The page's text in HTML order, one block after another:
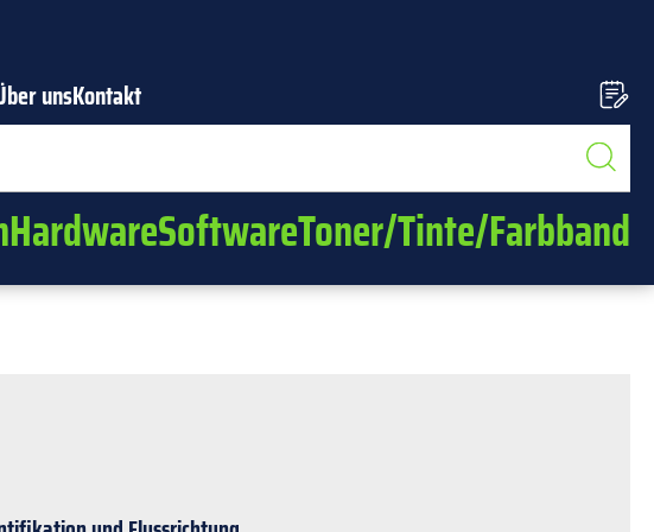
unsKontakt
HardwareSoftwareToner/Tinte/Farbband